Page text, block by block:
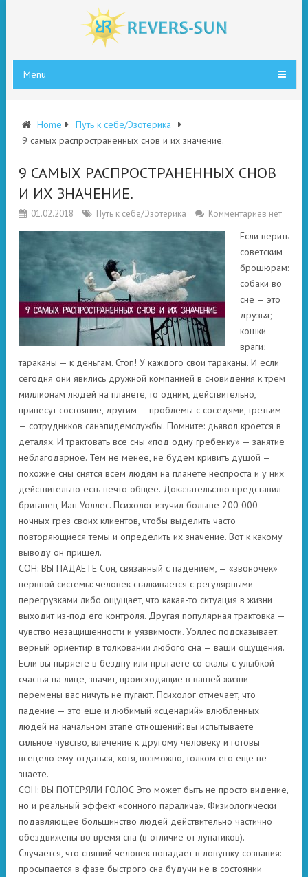
Menu
Home
Путь к себе/Эзотерика
9 самых распространенных снов и их значение.
9 САМЫХ РАСПРОСТРАНЕННЫХ СНОВ
И ИХ ЗНАЧЕНИЕ.
01.02.2018 Путь к себе/Эзотерика Комментариев нет
Если верить
советским
брошюрам:
собаки во
сне — это
друзья;
кошки —
враги;
тараканы — к деньгам. Стоп! У каждого свои тараканы. И если
сегодня они явились дружной компанией в сновидения к трем
миллионам людей на планете, то одним, действительно,
принесут состояние, другим — проблемы с соседями, третьим
— сотрудников санэпидемслужбы. Помните: дьявол кроется в
деталях. И трактовать все сны «под одну гребенку» — занятие
неблагодарное. Тем не менее, не будем кривить душой —
похожие сны снятся всем людям на планете неспроста и у них
действительно есть нечто общее. Доказательство представил
британец Иан Уоллес. Психолог изучил больше 200 000
ночных грез своих клиентов, чтобы выделить часто
повторяющиеся темы и определить их значение. Вот к какому
выводу он пришел.
СОН: ВЫ ПАДАЕТЕ Сон, связанный с падением, — «звоночек»
нервной системы: человек сталкивается с регулярными
перегрузками либо ощущает, что какая-то ситуация в жизни
выходит из-под его контроля. Другая популярная трактовка —
чувство незащищенности и уязвимости. Уоллес подсказывает:
верный ориентир в толковании любого сна — ваши ощущения.
Если вы ныряете в бездну или прыгаете со скалы с улыбкой
счастья на лице, значит, происходящие в вашей жизни
перемены вас ничуть не пугают. Психолог отмечает, что
падение — это еще и любимый «сценарий» влюбленных
людей на начальном этапе отношений: вы испытываете
сильное чувство, влечение к другому человеку и готовы
всецело ему отдаться, хотя, возможно, толком его еще не
знаете.
СОН: ВЫ ПОТЕРЯЛИ ГОЛОС Это может быть не просто видение,
но и реальный эффект «сонного паралича». Физиологически
подавляющее большинство людей действительно частично
обездвижены во время сна (в отличие от лунатиков).
Случается, что спящий человек попадает в ловушку сознания:
просыпается в фазе быстрого сна будучи не в состоянии